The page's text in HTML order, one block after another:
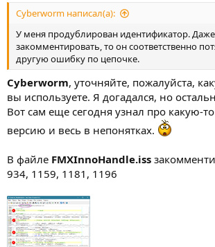
Cyberworm написал(а):
У меня продублирован идентификатор. Даже
закомментировать, то он соответственно
другую ошибку по цепочке.
Cyberworm, уточняйте, пожалуйста,
вы используете. Я догадался, но
Вот сам еще сегодня узнал про какую-то
версию и весь в непонятках.
В файле FMXInnoHandle.iss
934, 1159, 1181, 1196